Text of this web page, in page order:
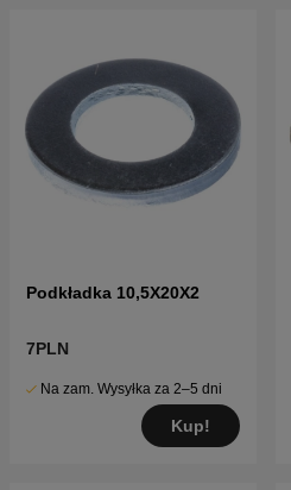
Podkładka 10,5X20X2
7PLN
Na zam. Wysyłka za 2–5 dni
Kup!